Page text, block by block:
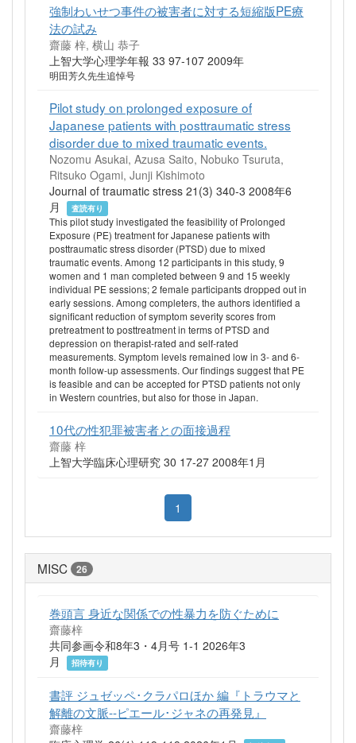
強制わいせつ事件の被害者に対する短縮版PE療
法の試み
齋藤 梓, 横山 恭子
上智大学心理学年報 33 97-107 2009年
明田芳久先生追悼号
Pilot study on prolonged exposure of
Japanese patients with posttraumatic stress
disorder due to mixed traumatic events.
Nozomu Asukai, Azusa Saito, Nobuko Tsuruta,
Ritsuko Ogami, Junji Kishimoto
Journal of traumatic stress 21(3) 340-3 2008年6
月
査読有り
This pilot study investigated the feasibility of Prolonged
Exposure (PE) treatment for Japanese patients with
posttraumatic stress disorder (PTSD) due to mixed
traumatic events. Among 12 participants in this study, 9
women and 1 man completed between 9 and 15 weekly
individual PE sessions; 2 female participants dropped out in
early sessions. Among completers, the authors identified a
significant reduction of symptom severity scores from
pretreatment to posttreatment in terms of PTSD and
depression on therapist-rated and self-rated
measurements. Symptom levels remained low in 3- and 6-
month follow-up assessments. Our findings suggest that PE
is feasible and can be accepted for PTSD patients not only
in Western countries, but also for those in Japan.
10代の性犯罪被害者との面接過程
齋藤 梓
上智大学臨床心理研究 30 17-27 2008年1月
1
MISC 26
巻頭言 身近な関係での性暴力を防ぐために
齋藤梓
共同参画令和8年3・4月号 1-1 2026年3
月
招待有り
書評 ジュゼッペ･クラパロほか 編『トラウマと
解離の文脈--ピエール･ジャネの再発見』
齋藤梓